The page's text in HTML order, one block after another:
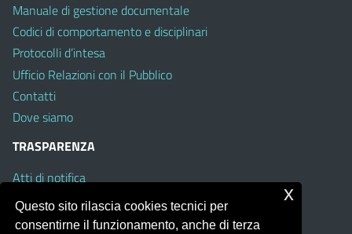
Manuale di gestione documentale
Codici di comportamento e disciplinari
Protocolli d’intesa
Ufficio Relazioni con il Pubblico
Contatti
Dove siamo
TRASPARENZA
Atti di notifica
Albo on line
Amministrazione Trasparente
Questo sito rilascia cookies tecnici per
consentirne il funzionamento, anche di terza
x